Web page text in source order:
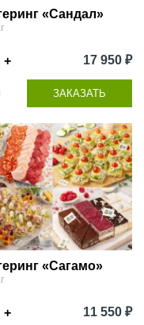
«Сандал»
+ 17 950 ₽
ЗАКАЗАТЬ
«Сагамо»
+ 11 550 ₽